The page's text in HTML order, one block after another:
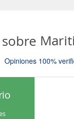
Opiniones 100%